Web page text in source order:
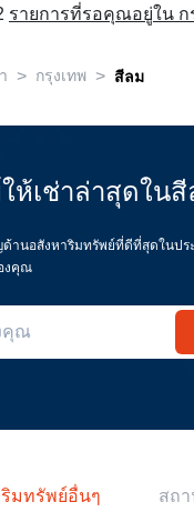
รายการที่รอคุณอยู่ใน ก
> กรุงเทพ > สีลม
ห้เช่าล่าสุดใน
ด้านอสังหาริมทรัพย์ที่ดีที่สุดในปร
งคุณ
มทรัพย์อื่นๆ สถา